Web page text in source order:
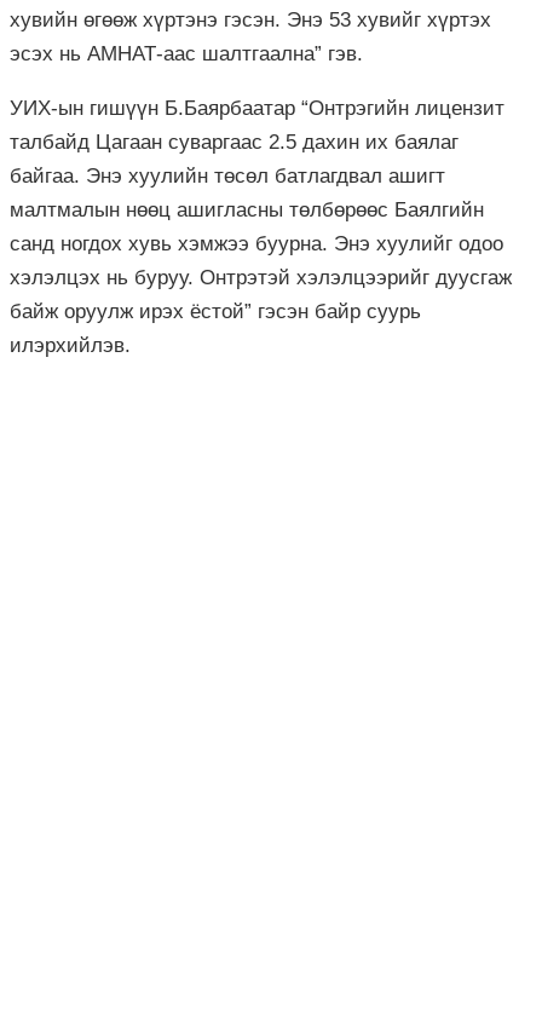
хувийн өгөөж хүртэнэ гэсэн. Энэ 53 хувийг хүртэх
эсэх нь АМНАТ-аас шалтгаална” гэв.
УИХ-ын гишүүн Б.Баярбаатар “Онтрэгийн лицензит
талбайд Цагаан суваргаас 2.5 дахин их баялаг
байгаа. Энэ хуулийн төсөл батлагдвал ашигт
малтмалын нөөц ашигласны төлбөрөөс Баялгийн
санд ногдох хувь хэмжээ буурна. Энэ хуулийг одоо
хэлэлцэх нь буруу. Онтрэтэй хэлэлцээрийг дуусгаж
байж оруулж ирэх ёстой” гэсэн байр суурь
илэрхийлэв.